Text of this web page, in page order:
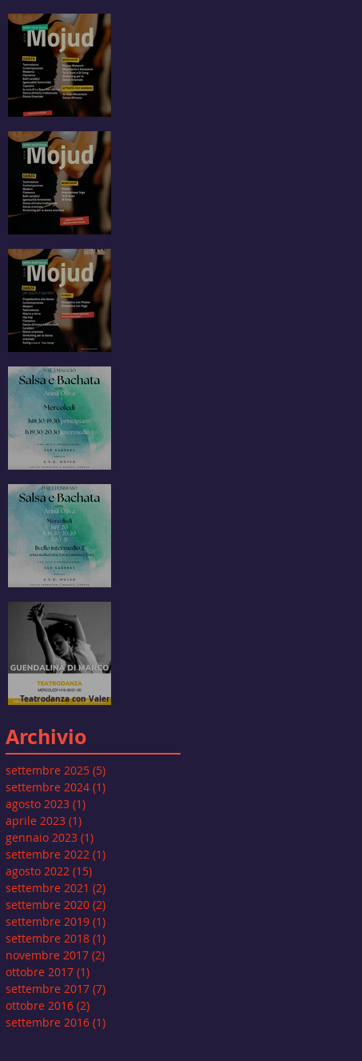
Mame Ale Niang
Attività 2025/2026
CORSI 2024/2025
Mojud 2023-2024
Oliva
Anna Oliva
Teatrodanza con Valeria
Archivio
settembre 2025 (5)
settembre 2024 (1)
agosto 2023 (1)
aprile 2023 (1)
gennaio 2023 (1)
settembre 2022 (1)
agosto 2022 (15)
settembre 2021 (2)
settembre 2020 (2)
settembre 2019 (1)
settembre 2018 (1)
novembre 2017 (2)
ottobre 2017 (1)
settembre 2017 (7)
ottobre 2016 (2)
settembre 2016 (1)